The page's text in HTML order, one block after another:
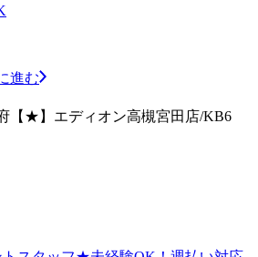
進む
【★】エディオン高槻宮田店/KB6